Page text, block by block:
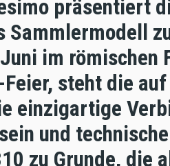
präsentiert
im römischen
steht die
einzigartige
und
zu Grunde, die